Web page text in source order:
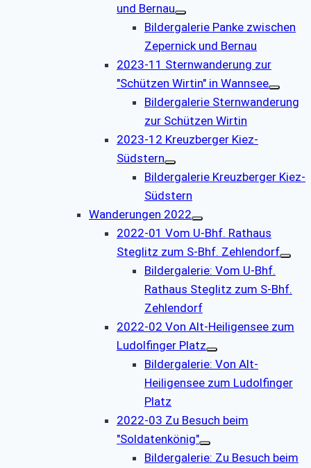
und Bernau
Bildergalerie Panke zwischen
Zepernick und Bernau
2023-11 Sternwanderung zur
"Schützen Wirtin" in Wannsee
Bildergalerie Sternwanderung
zur Schützen Wirtin
2023-12 Kreuzberger Kiez-
Südstern
Bildergalerie Kreuzberger Kiez-
Südstern
Wanderungen 2022
2022-01 Vom U-Bhf. Rathaus
Steglitz zum S-Bhf. Zehlendorf
Bildergalerie: Vom U-Bhf.
Rathaus Steglitz zum S-Bhf.
Zehlendorf
2022-02 Von Alt-Heiligensee zum
Ludolfinger Platz
Bildergalerie: Von Alt-
Heiligensee zum Ludolfinger
Platz
2022-03 Zu Besuch beim
"Soldatenkönig"
Bildergalerie: Zu Besuch beim